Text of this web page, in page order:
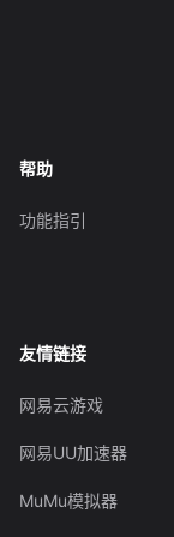
帮助
功能指引
友情链接
网易云游戏
网易UU加速器
MuMu模拟器